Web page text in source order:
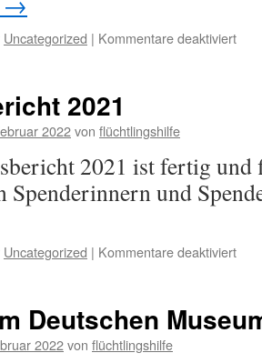
Uncategorized | Kommentare deaktiviert
2021
2022von flüchtlingshilfe
2021 ist fertig
Spenderinnern und
Uncategorized | Kommentare deaktiviert
Deutschen
2022von flüchtlingshilfe